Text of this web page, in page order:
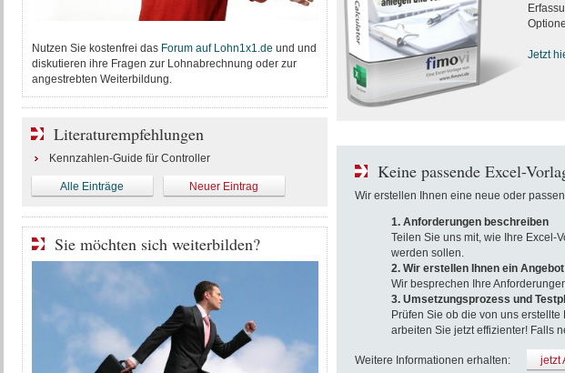
Jetzt
Keine passende Excel-
Wir erstellen Ihnen eine neue oder
1. Anforderungen beschreiben
Teilen Sie uns mit, wie Ihre Excel-
werden sollen.
2. Wir erstellen Ihnen ein Angebot
Wir besprechen Ihre
3. Umsetzungsprozess und
Prüfen Sie ob die von uns
arbeiten Sie jetzt effizienter! Falls
Weitere Informationen erhalten: jetzt
Nutzen Sie kostenfrei das Forum auf Lohn1x1.de und und
diskutieren ihre Fragen zur Lohnabrechnung oder zur
angestrebten Weiterbildung.
Literaturempfehlungen
Kennzahlen-Guide für Controller
Alle Einträge Neuer Eintrag
Sie möchten sich weiterbilden?